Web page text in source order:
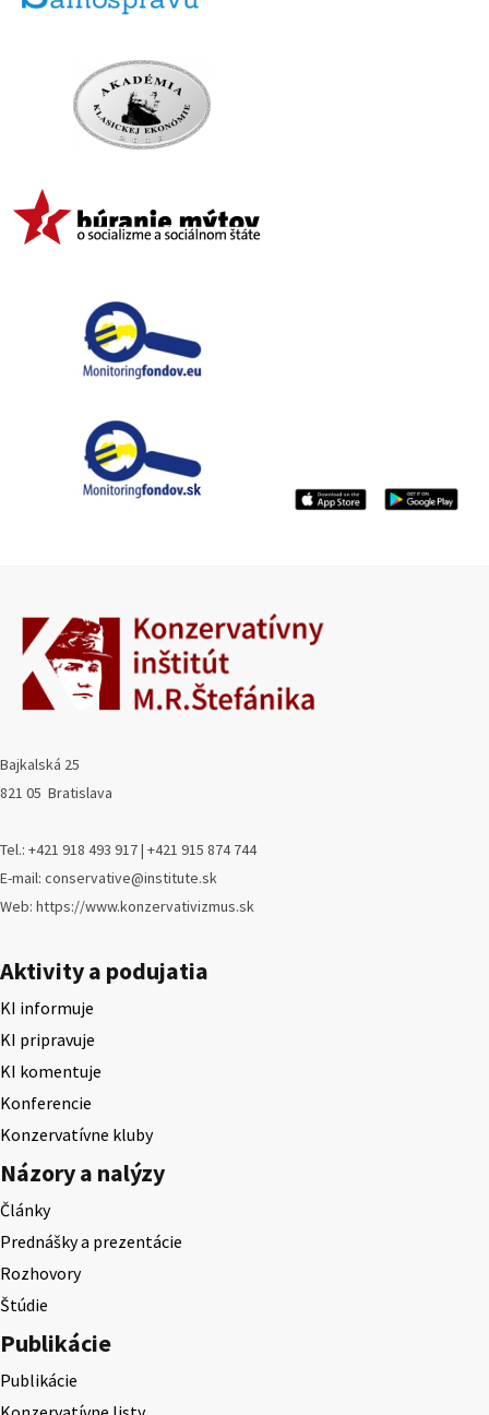
Bajkalská 25
821 05 Bratislava
Tel.: +421 918 493 917 | +421 915 874 744
E-mail: conservative@institute.sk
Web: https://www.konzervativizmus.sk
Aktivity a podujatia
KI informuje
KI pripravuje
KI komentuje
Konferencie
Konzervatívne kluby
Názory a nalýzy
Články
Prednášky a prezentácie
Rozhovory
Štúdie
Publikácie
Publikácie